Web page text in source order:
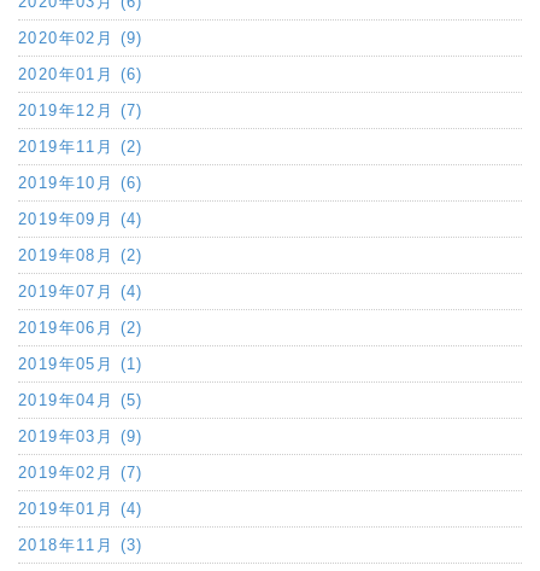
2020年02月 (9)
2020年01月 (6)
2019年12月 (7)
2019年11月 (2)
2019年10月 (6)
2019年09月 (4)
2019年08月 (2)
2019年07月 (4)
2019年06月 (2)
2019年05月 (1)
2019年04月 (5)
2019年03月 (9)
2019年02月 (7)
2019年01月 (4)
2018年11月 (3)